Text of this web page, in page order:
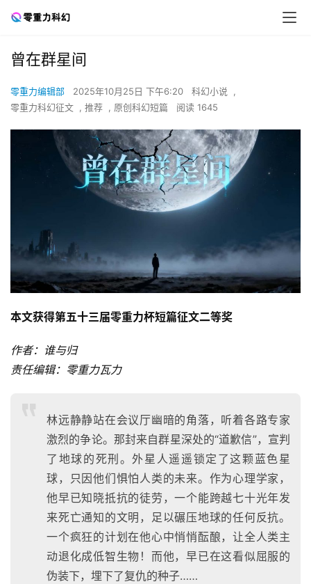
曾在群星间
零重力编辑部 2025年10月25日 下午6:20 科幻小说
,
零重力科幻征文
, 推荐 , 原创科幻短篇 阅读 1645
本文获得第五十三届零重力杯短篇征文二等奖
作者：谁与归
责任编辑：零重力瓦力
林远静静站在会议厅幽暗的角落，听着各路专家
激烈的争论。那封来自群星深处的“道歉信”，宣判
了地球的死刑。外星人遥遥锁定了这颗蓝色星
球，只因他们惧怕人类的未来。作为心理学家，
他早已知晓抵抗的徒劳，一个能跨越七十光年发
来死亡通知的文明，足以碾压地球的任何反抗。
一个疯狂的计划在他心中悄悄酝酿，让全人类主
动退化成低智生物！而他，早已在这看似屈服的
伪装下，埋下了复仇的种子……